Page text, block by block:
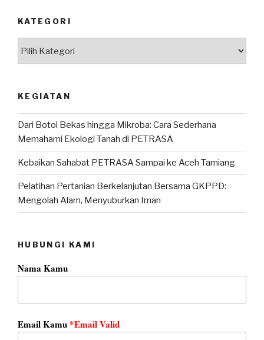
KATEGORI
KEGIATAN
Dari Botol Bekas hingga Mikroba: Cara Sederhana
Memahami Ekologi Tanah di PETRASA
Kebaikan Sahabat PETRASA Sampai ke Aceh Tamiang
Pelatihan Pertanian Berkelanjutan Bersama GKPPD:
Mengolah Alam, Menyuburkan Iman
HUBUNGI KAMI
Nama Kamu
Email Kamu *Email Valid